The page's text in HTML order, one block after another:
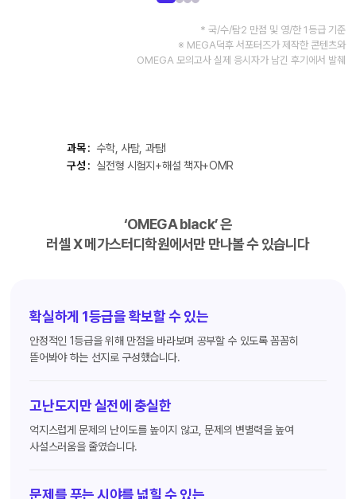
* 국/수/탐2 만점 및 영/한 1등급 기준
※ MEGA덕후 서포터즈가 제작한 콘텐츠와
OMEGA 모의고사 실제 응시자가 남긴 후기에서 발췌
과목 : 수학, 사탐, 과탐Ⅰ
구성 : 실전형 시험지+해설 책자+OMR
‘OMEGA black’ 은
러셀 X 메가스터디학원에서만 만나볼 수 있습니다
확실하게 1등급을 확보할 수 있는
안정적인 1등급을 위해 만점을 바라보며 공부할 수 있도록 꼼꼼히
뜯어봐야 하는 선지로 구성했습니다.
고난도지만 실전에 충실한
억지스럽게 문제의 난이도를 높이지 않고, 문제의 변별력을 높여
사설스러움을 줄였습니다.
문제를 푸는 시야를 넓힐 수 있는